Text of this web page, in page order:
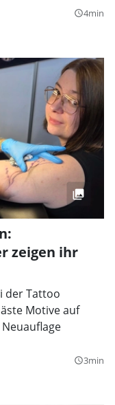
query_builder4min
zeigen ihr
der Tattoo
Motive auf
query_builder3min